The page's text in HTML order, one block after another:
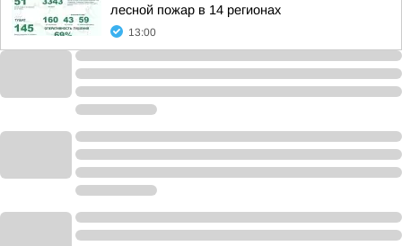
лесной пожар в 14 регионах
13:00